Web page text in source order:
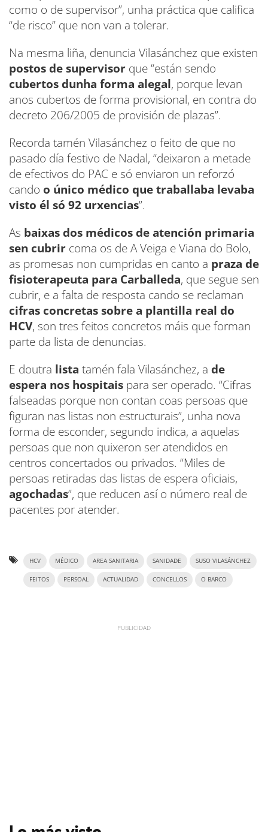
como o de supervisor”, unha práctica que califica
“de risco” que non van a tolerar.
Na mesma liña, denuncia Vilasánchez que existen
postos de supervisor que “están sendo
cubertos dunha forma alegal, porque levan
anos cubertos de forma provisional, en contra do
decreto 206/2005 de provisión de plazas”.
Recorda tamén Vilasánchez o feito de que no
pasado día festivo de Nadal, “deixaron a metade
de efectivos do PAC e só enviaron un reforzó
cando o único médico que traballaba levaba
visto él só 92 urxencias”.
As baixas dos médicos de atención primaria
sen cubrir coma os de A Veiga e Viana do Bolo,
as promesas non cumpridas en canto a praza de
fisioterapeuta para Carballeda, que segue sen
cubrir, e a falta de resposta cando se reclaman
cifras concretas sobre a plantilla real do
HCV, son tres feitos concretos máis que forman
parte da lista de denuncias.
E doutra lista tamén fala Vilasánchez, a de
espera nos hospitais para ser operado. “Cifras
falseadas porque non contan coas persoas que
figuran nas listas non estructurais”, unha nova
forma de esconder, segundo indica, a aquelas
persoas que non quixeron ser atendidos en
centros concertados ou privados. “Miles de
persoas retiradas das listas de espera oficiais,
agochadas”, que reducen así o número real de
pacentes por atender.
HCV MÉDICO AREA SANITARIA SANIDADE SUSO VILASÁNCHEZ
FEITOS PERSOAL ACTUALIDAD CONCELLOS O BARCO